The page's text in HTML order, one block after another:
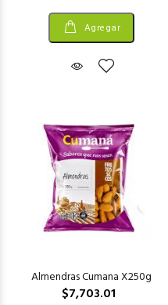
Agregar
Almendras Cumana X250g
$7,703.01